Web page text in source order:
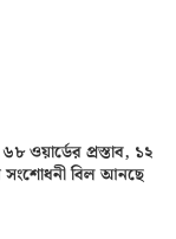
ওয়ার্ডের প্রস্তাব, ১২
সংশোধনী বিল আনছে